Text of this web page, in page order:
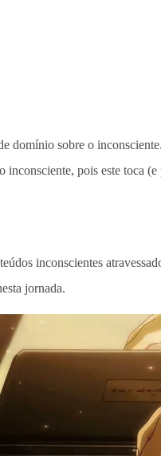
domínio sobre o
pois este toca
inconscientes
jornada.